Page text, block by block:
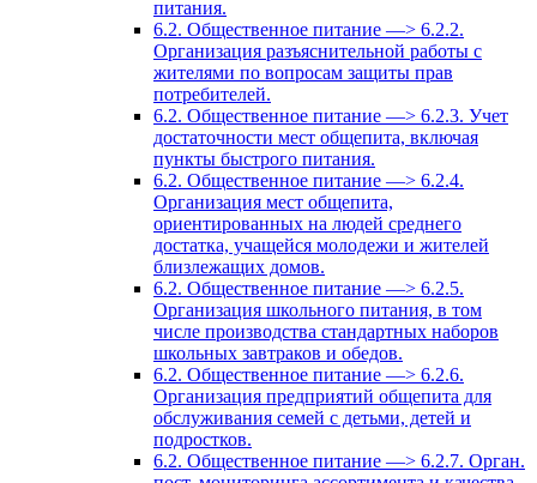
питания.
6.2. Общественное питание —> 6.2.2.
Организация разъяснительной работы с
жителями по вопросам защиты прав
потребителей.
6.2. Общественное питание —> 6.2.3. Учет
достаточности мест общепита, включая
пункты быстрого питания.
6.2. Общественное питание —> 6.2.4.
Организация мест общепита,
ориентированных на людей среднего
достатка, учащейся молодежи и жителей
близлежащих домов.
6.2. Общественное питание —> 6.2.5.
Организация школьного питания, в том
числе производства стандартных наборов
школьных завтраков и обедов.
6.2. Общественное питание —> 6.2.6.
Организация предприятий общепита для
обслуживания семей с детьми, детей и
подростков.
6.2. Общественное питание —> 6.2.7. Орган.